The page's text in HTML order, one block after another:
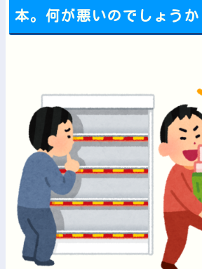
本。何が悪いのでしょうか